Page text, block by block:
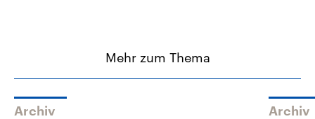
Mehr zum Thema
Archiv Archiv